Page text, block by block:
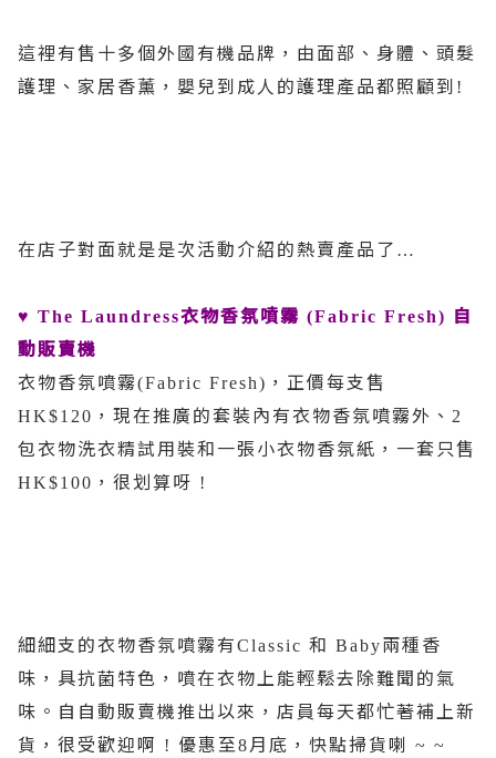
這裡有售十多個外國有機品牌，由面部、身體、頭髮
護理、家居香薰，嬰兒到成人的護理產品都照顧到 !
在店子對面就是是次活動介紹的熱賣產品了 …
♥ The Laundress衣物香氛噴霧 (Fabric Fresh) 自
動販賣機
衣物香氛噴霧(Fabric Fresh) ，正價每支售
HK$120 ，現在推廣的套裝內有衣物香氛噴霧外、 2
包衣物洗衣精試用裝和一張小衣物香氛紙，一套只售
HK$100 ，很划算呀 !
細細支的衣物香氛噴霧有Classic 和 Baby兩種香
味，具抗菌特色，噴在衣物上能輕鬆去除難聞的氣
味。自自動販賣機推出以來，店員每天都忙著補上新
貨，很受歡迎啊 ! 優惠至8月底，快點掃貨喇 ~ ~